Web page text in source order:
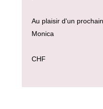
Au plaisir d'un
Monica
CHF